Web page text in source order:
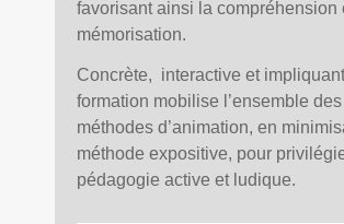
favorisant ainsi la compréhension
mémorisation.
Concrète, interactive et
formation mobilise l’ensemble des
méthodes d’animation, en
méthode expositive, pour
pédagogie active et ludique.